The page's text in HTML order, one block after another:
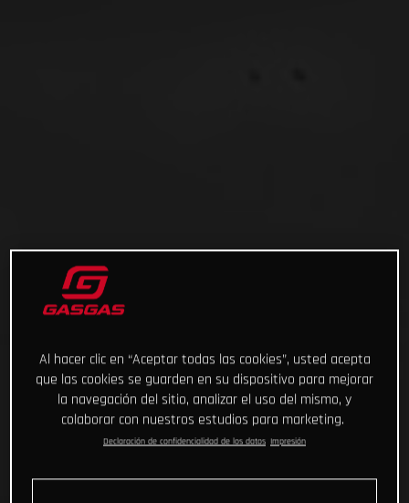
Al hacer clic en “Aceptar todas las cookies”, usted acepta
que las cookies se guarden en su dispositivo para mejorar
la navegación del sitio, analizar el uso del mismo, y
colaborar con nuestros estudios para marketing.
Declaración de confidencialidad de los datos Impresión